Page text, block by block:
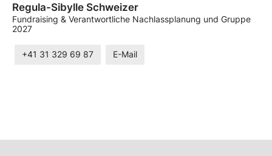
Regula-Sibylle Schweizer
Fundraising & Verantwortliche Nachlassplanung und Gruppe
2027
+41 31 329 69 87 E-Mail